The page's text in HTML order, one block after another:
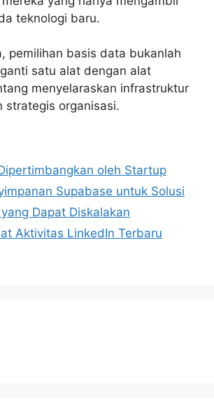
teknologi baru.
pemilihan basis data bukanlah
satu alat dengan alat
menyelaraskan infrastruktur
strategis organisasi.
oleh Startup
Supabase untuk Solusi
Dapat Diskalakan
Aktivitas LinkedIn Terbaru